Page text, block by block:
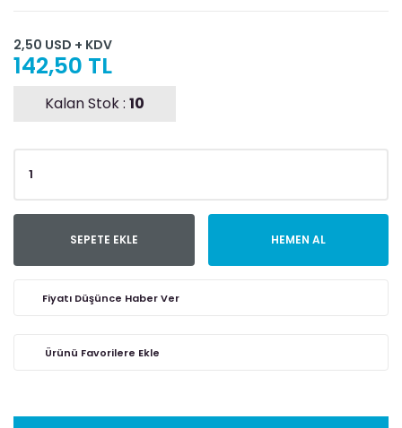
2,50 USD + KDV
142,50 TL
Kalan Stok : 10
SEPETE EKLE HEMEN AL
Fiyatı Düşünce Haber Ver